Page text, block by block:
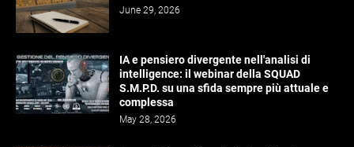
June 29, 2026
IA e pensiero divergente nell'analisi di
intelligence: il webinar della SQUAD
S.M.P.D. su una sfida sempre più attuale e
complessa
May 28, 2026